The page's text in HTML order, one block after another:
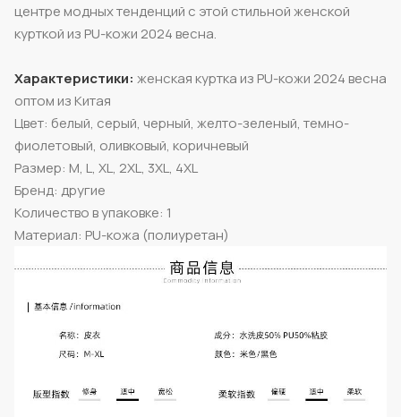
центре модных тенденций с этой стильной женской
курткой из PU-кожи 2024 весна.
Характеристики: женская куртка из PU-кожи 2024 весна
оптом из Китая
Цвет: белый, серый, черный, желто-зеленый, темно-
фиолетовый, оливковый, коричневый
Размер: M, L, XL, 2XL, 3XL, 4XL
Бренд: другие
Количество в упаковке: 1
Материал: PU-кожа (полиуретан)